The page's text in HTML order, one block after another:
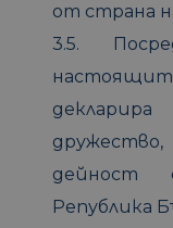
от страна
3.5.
дейност
Република